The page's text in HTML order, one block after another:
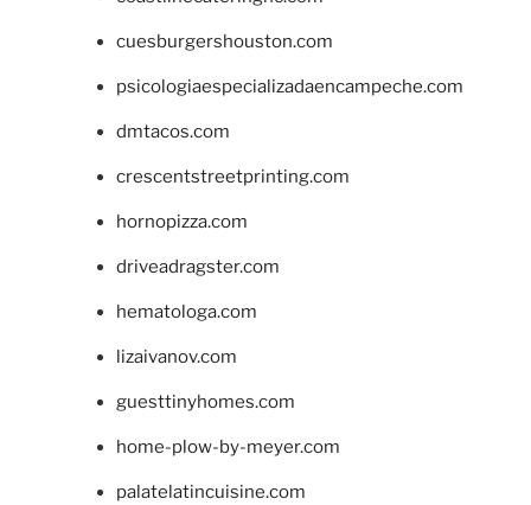
cuesburgershouston.com
psicologiaespecializadaencampeche.com
dmtacos.com
crescentstreetprinting.com
hornopizza.com
driveadragster.com
hematologa.com
lizaivanov.com
guesttinyhomes.com
home-plow-by-meyer.com
palatelatincuisine.com